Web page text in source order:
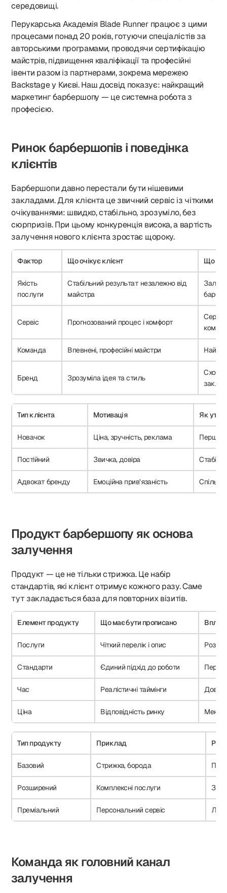
середовищі.
Перукарська Академія Blade Runner працює з цими
процесами понад 20 років, готуючи спеціалістів за
авторськими програмами, проводячи сертифікацію
майстрів, підвищення кваліфікації та професійні
івенти разом із партнерами, зокрема мережею
Backstage у Києві. Наш досвід показує: найкращий
маркетинг барбершопу — це системна робота з
професією.
Ринок барбершопів і поведінка
клієнтів
Барбершопи давно перестали бути нішевими
закладами. Для клієнта це звичний сервіс із чіткими
очікуваннями: швидко, стабільно, зрозуміло, без
сюрпризів. При цьому конкуренція висока, а вартість
залучення нового клієнта зростає щороку.
Фактор Що очікує клієнт Що
Якість
послуги
Стабільний результат незалежно від
майстра
Сервіс Прогнозований процес і комфорт
Команда Впевнені, професійні майстри Найм
Бренд Зрозуміла ідея та стиль
Тип клієнта Мотивація Як
Новачок Ціна, зручність, реклама Перший
Постійний Звичка, довіра
Адвокат бренду Емоційна прив’язаність
Продукт барбершопу як основа
залучення
Продукт — це не тільки стрижка. Це набір
стандартів, які клієнт отримує кожного разу. Саме
тут закладається база для повторних візитів.
Елемент продукту Що має бути прописано Вплив
Послуги Чіткий перелік і опис
Стандарти Єдиний підхід до роботи
Час Реалістичні таймінги
Ціна Відповідність ринку Менше
Тип продукту Приклад
Базовий Стрижка, борода
Розширений Комплексні послуги
Преміальний Персональний сервіс
Команда як головний канал
залучення